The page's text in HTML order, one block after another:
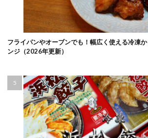
フライパンやオーブンでも！幅広く使える冷凍
ンジ（2026年更新）